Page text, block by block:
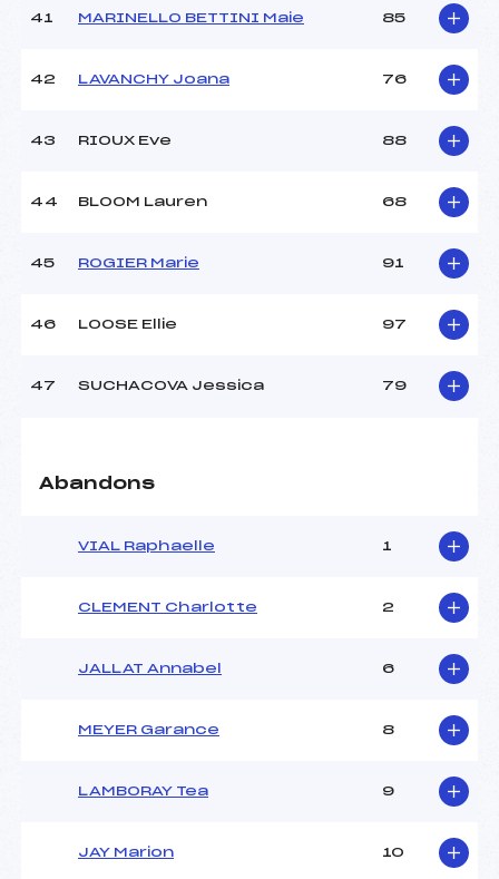
41 MARINELLO BETTINI Maie 85
42 LAVANCHY Joana 76
43 RIOUX Eve 88
44 BLOOM Lauren 68
45 ROGIER Marie 91
46 LOOSE Ellie 97
47 SUCHACOVA Jessica 79
Abandons
VIAL Raphaelle 1
CLEMENT Charlotte 2
JALLAT Annabel 6
MEYER Garance 8
LAMBORAY Tea 9
JAY Marion 10